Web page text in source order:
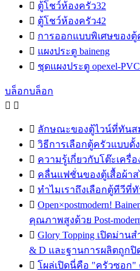
 ตู้โชว์ห้องครัว32
 ตู้โชว์ห้องครัว42
 การออกแบบพิเศษของตู้
 แผงประตู baineng
 ชุดแผงประตู opexel-PVC
บล็อกบล็อก
 
 ลักษณะของตู้ไวน์ที่ทันส
 วิธีการเลือกตู้ครัวแบบดั้ง
 ความรู้เกี่ยวกับโต๊ะเครื่
 คลื่นแฟชั่นของตู้เสื้อผ้า
 ทำไมเราถึงเลือกตู้ทีวีที่
 Open×postmodern!
คุณภาพสูงด้วย Post-
 Glory Topping เปิดม่านส
& D และฐานการผลิตถูกปิ
 โผล่เปิดนี่คือ "ครัวซอก